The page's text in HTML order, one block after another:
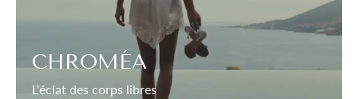
CHROMÉA
L'éclat des corps libres